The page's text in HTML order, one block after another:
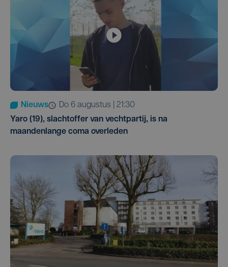
Nieuws
do 6 augustus | 21:30
Yaro (19), slachtoffer van vechtpartij, is na
maandenlange coma overleden